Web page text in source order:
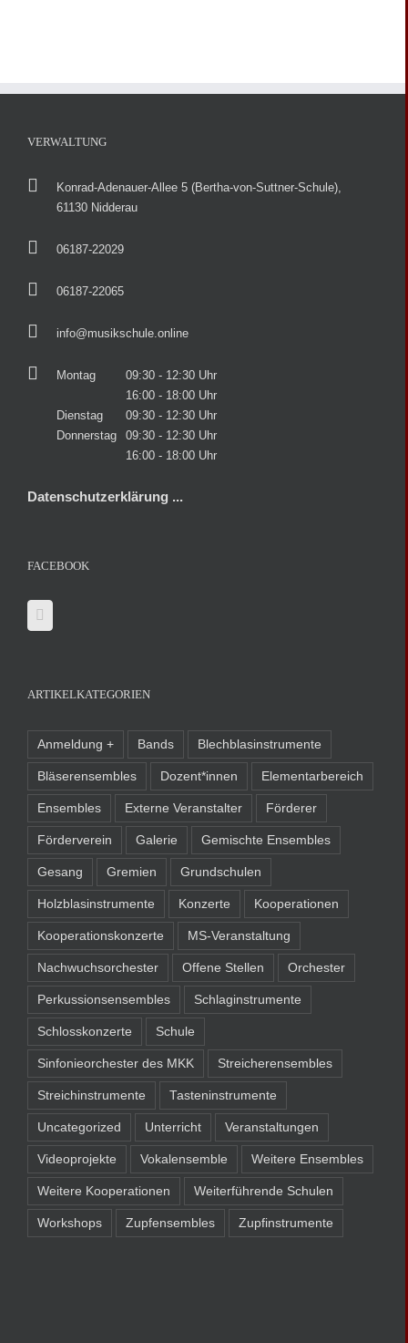
VERWALTUNG
Konrad-Adenauer-Allee 5 (Bertha-von-Suttner-Schule),
61130 Nidderau
06187-22029
06187-22065
info@musikschule.online
Montag
09:30 - 12:30 Uhr
16:00 - 18:00 Uhr
Dienstag
09:30 - 12:30 Uhr
Donnerstag
09:30 - 12:30 Uhr
16:00 - 18:00 Uhr
Datenschutzerklärung ...
FACEBOOK
ARTIKELKATEGORIEN
Anmeldung + Bands Blechblasinstrumente
Bläserensembles Dozent*innen Elementarbereich
Ensembles Externe Veranstalter Förderer
Förderverein Galerie Gemischte Ensembles
Gesang Gremien Grundschulen
Holzblasinstrumente Konzerte Kooperationen
Kooperationskonzerte MS-Veranstaltung
Nachwuchsorchester Offene Stellen Orchester
Perkussionsensembles Schlaginstrumente
Schlosskonzerte Schule
Sinfonieorchester des MKK Streicherensembles
Streichinstrumente Tasteninstrumente
Uncategorized Unterricht Veranstaltungen
Videoprojekte Vokalensemble Weitere Ensembles
Weitere Kooperationen Weiterführende Schulen
Workshops Zupfensembles Zupfinstrumente